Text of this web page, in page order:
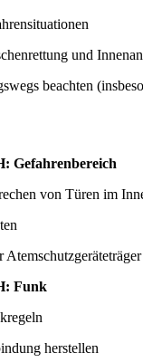
und
beachten
Gefahrenbereich
von Türen im
Atemschutzgeräteträger
Funk
herstellen